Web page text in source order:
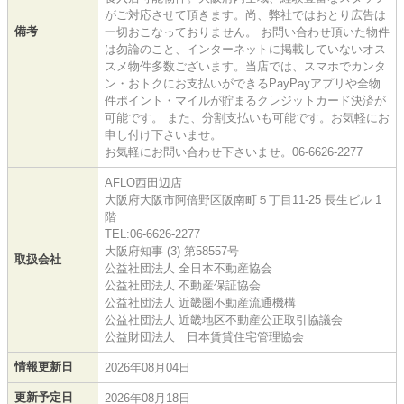
備考
がご対応させて頂きます。尚、弊社ではおとり広告は
一切おこなっておりません。 お問い合わせ頂いた物件
は勿論のこと、インターネットに掲載していないオス
スメ物件多数ございます。当店では、スマホでカンタ
ン・おトクにお支払いができるPayPayアプリや全物
件ポイント・マイルが貯まるクレジットカード決済が
可能です。 また、分割支払いも可能です。お気軽にお
申し付け下さいませ。
お気軽にお問い合わせ下さいませ。06-6626-2277
取扱会社
AFLO西田辺店
大阪府大阪市阿倍野区阪南町５丁目11-25 長生ビル 1
階
TEL:06-6626-2277
大阪府知事 (3) 第58557号
公益社団法人 全日本不動産協会
公益社団法人 不動産保証協会
公益社団法人 近畿圏不動産流通機構
公益社団法人 近畿地区不動産公正取引協議会
公益財団法人 日本賃貸住宅管理協会
情報更新日 2026年08月04日
更新予定日 2026年08月18日